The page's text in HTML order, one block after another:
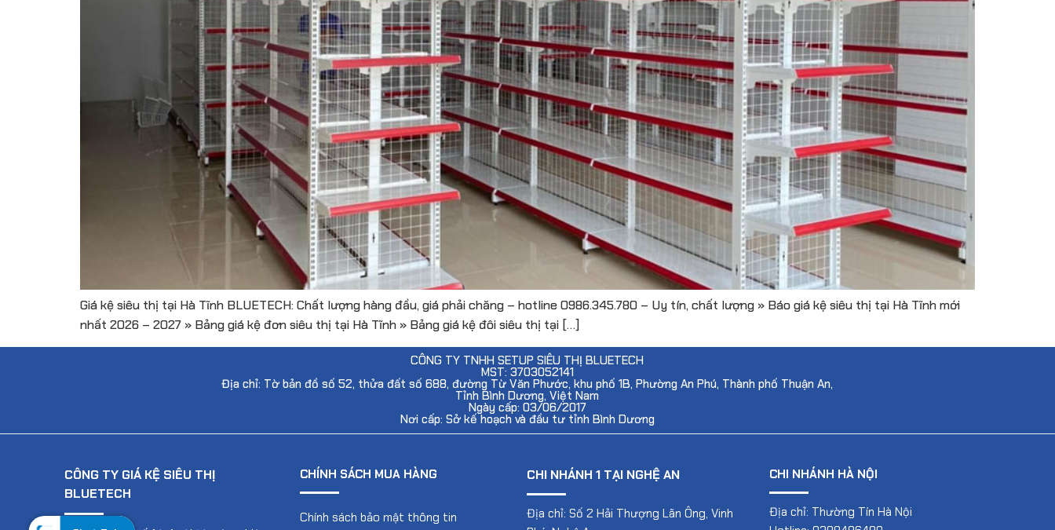
Giá kệ siêu thị tại Hà Tĩnh BLUETECH: Chất lượng hàng đầu, giá phải chăng – hotline 0986.345.780 – Uy tín, chất lượng » Báo giá kệ siêu thị tại Hà Tĩnh mới
nhất 2026 – 2027 » Bảng giá kệ đơn siêu thị tại Hà Tĩnh » Bảng giá kệ đôi siêu thị tại […]
CÔNG TY TNHH SETUP SIÊU THỊ BLUETECH
MST: 3703052141
Địa chỉ: Tờ bản đồ số 52, thửa đất số 688, đường Từ Văn Phước, khu phố 1B, Phường An Phú, Thành phố Thuận An,
Tỉnh Bình Dương, Việt Nam
Ngày cấp: 03/06/2017
Nơi cấp: Sở kế hoạch và đầu tư tỉnh Bình Dương
CÔNG TY GIÁ KỆ SIÊU THỊ
BLUETECH
CHÍNH SÁCH MUA HÀNG
Chính sách bảo mật thông tin
CHI NHÁNH 1 TẠI NGHỆ AN
Địa chỉ: Số 2 Hải Thượng Lãn Ông, Vinh
CHI NHÁNH HÀ NỘI
Địa chỉ: Thường Tín Hà Nội